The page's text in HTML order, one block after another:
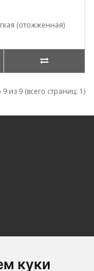
куки
(отожженная)
из 9 (всего страниц: 1)